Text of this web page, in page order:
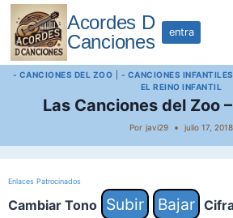
Saltar
contenido
Acordes D
Canciones
entra
- CANCIONES DEL ZOO - CANCIONES INFANTILES
EL REINO INFANTIL
Las Canciones del Zoo
Por javi29 julio 17, 2018
Enlaces Patrocinados
Cambiar Tono Subir Bajar